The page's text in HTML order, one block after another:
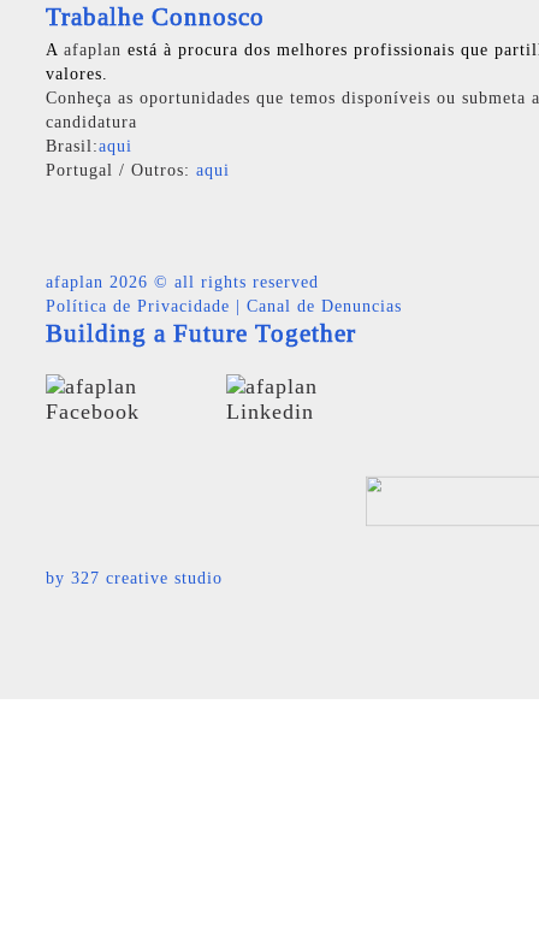
Trabalhe Connosco
A afaplan está à procura dos melhores profissionais que
valores.
Conheça as oportunidades que temos disponíveis ou submeta
candidatura
Brasil:aqui
Portugal / Outros: aqui
afaplan 2026 © all rights reserved
Política de Privacidade
Canal de Denuncias
Building a Future Together
by 327 creative studio